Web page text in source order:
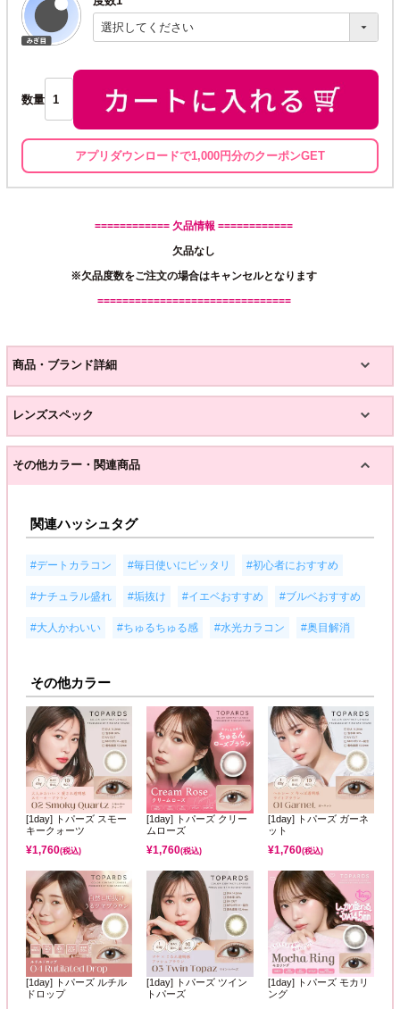
(必
須)
数量
アプリダウンロードで1,000円分のクーポンGET
============ 欠品情報 ============
欠品なし
※欠品度数をご注文の場合はキャンセルとなります
===============================
商品・ブランド詳細
レンズスペック
その他カラー・関連商品
関連ハッシュタグ
#デートカラコン #毎日使いにピッタリ #初心者におすすめ
#ナチュラル盛れ #垢抜け #イエベおすすめ #ブルベおすすめ
#大人かわいい #ちゅるちゅる感 #水光カラコン #奥目解消
その他カラー
[1day] トパーズ スモー
キークォーツ
¥1,760(税込)
[1day] トパーズ クリー
ムローズ
¥1,760(税込)
[1day] トパーズ ガーネ
ット
¥1,760(税込)
[1day] トパーズ ルチル
ドロップ
[1day] トパーズ ツイン
トパーズ
[1day] トパーズ モカリ
ング